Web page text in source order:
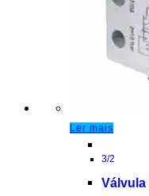
Ler mais
3/2
Válvula